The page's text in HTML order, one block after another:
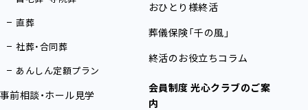
直葬
社葬・合同葬
あんしん定額プラン
事前相談・ホール見学
おひとり様終活
葬儀保険「千の風」
終活のお役立ちコラム
会員制度 光心クラブのご案
内